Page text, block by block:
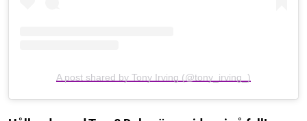
A post shared by Tony Irving (@tony_irving_)